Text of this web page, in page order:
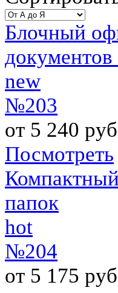
Блочный
new
№203
от 5 240
Посмотреть
папок
hot
№204
от 5 175